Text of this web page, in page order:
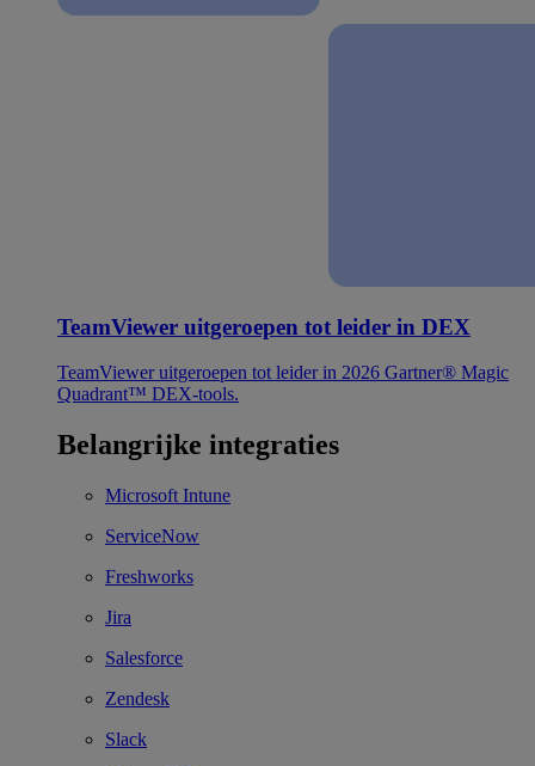
TeamViewer uitgeroepen tot leider in DEX
TeamViewer uitgeroepen tot leider in 2026 Gartner® Magic
Quadrant™ DEX-tools.
Belangrijke integraties
Microsoft Intune
ServiceNow
Freshworks
Jira
Salesforce
Zendesk
Slack